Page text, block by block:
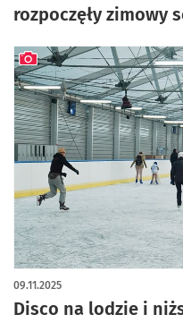
rozpoczęły zimowy
Disco na lodzie i
09.11.2025
artykuł z galerią zdjęć